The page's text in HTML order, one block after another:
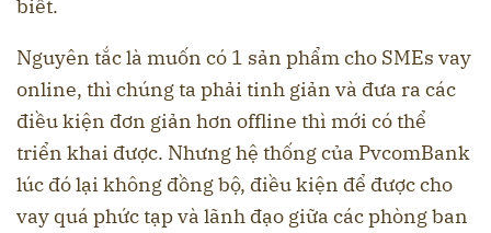
biết.
Nguyên tắc là muốn có 1 sản phẩm cho SMEs vay
online, thì chúng ta phải tinh giản và đưa ra các
điều kiện đơn giản hơn offline thì mới có thể
triển khai được. Nhưng hệ thống của PvcomBank
lúc đó lại không đồng bộ, điều kiện để được cho
vay quá phức tạp và lãnh đạo giữa các phòng ban